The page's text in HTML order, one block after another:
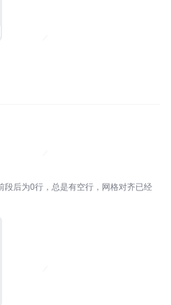
段后为0行，总是有空行，网格对齐已经